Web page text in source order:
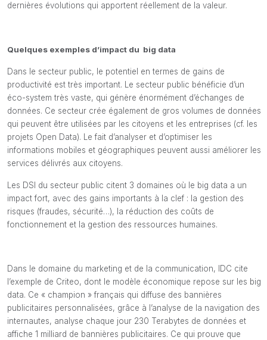
dernières évolutions qui apportent réellement de la valeur.
Quelques exemples d’impact du big data
Dans le secteur public, le potentiel en termes de gains de
productivité est très important. Le secteur public bénéficie d’un
éco-system très vaste, qui génère énormément d’échanges de
données. Ce secteur crée également de gros volumes de données
qui peuvent être utilisées par les citoyens et les entreprises (cf. les
projets Open Data). Le fait d’analyser et d’optimiser les
informations mobiles et géographiques peuvent aussi améliorer les
services délivrés aux citoyens.
Les DSI du secteur public citent 3 domaines où le big data a un
impact fort, avec des gains importants à la clef : la gestion des
risques (fraudes, sécurité…), la réduction des coûts de
fonctionnement et la gestion des ressources humaines.
Dans le domaine du marketing et de la communication, IDC cite
l’exemple de Criteo, dont le modèle économique repose sur les big
data. Ce « champion » français qui diffuse des bannières
publicitaires personnalisées, grâce à l’analyse de la navigation des
internautes, analyse chaque jour 230 Terabytes de données et
affiche 1 milliard de bannières publicitaires. Ce qui prouve que